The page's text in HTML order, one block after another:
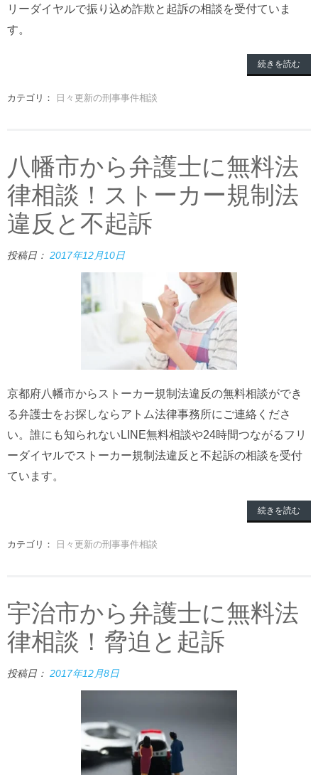
リーダイヤルで振り込め詐欺と起訴の相談を受付ていま
す。
続きを読む
カテゴリ： 日々更新の刑事事件相談
八幡市から弁護士に無料法
律相談！ストーカー規制法
違反と不起訴
投稿日： 2017年12月10日
京都府八幡市からストーカー規制法違反の無料相談ができ
る弁護士をお探しならアトム法律事務所にご連絡くださ
い。誰にも知られないLINE無料相談や24時間つながるフリ
ーダイヤルでストーカー規制法違反と不起訴の相談を受付
ています。
続きを読む
カテゴリ： 日々更新の刑事事件相談
宇治市から弁護士に無料法
律相談！脅迫と起訴
投稿日： 2017年12月8日